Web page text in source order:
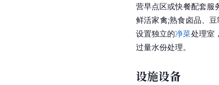
营早点区或快餐配套服
鲜活家禽;熟食卤品、
设置独立的净菜处理室
过量水份处理。
设施设备